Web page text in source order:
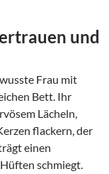
und
Frau mit
Bett. Ihr
Lächeln,
flackern, der
einen
schmiegt.